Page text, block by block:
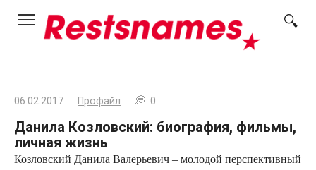
06.02.2017 Профайл 0
Данила Козловский: биография, фильмы,
личная жизнь
Козловский Данила Валерьевич – молодой перспективный